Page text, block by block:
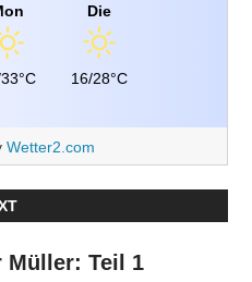
Die
16/28°C
Wetter2.com
Müller: Teil 1